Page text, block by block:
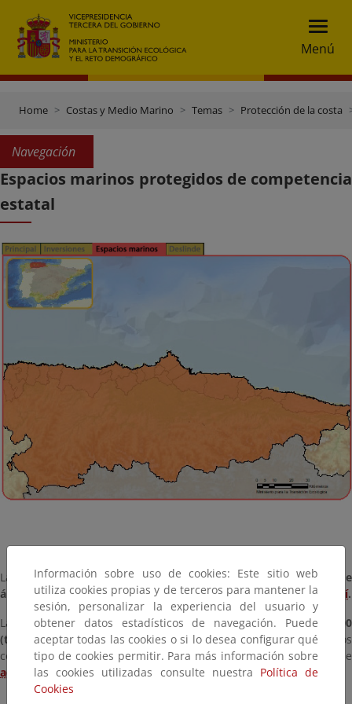
Menú
Home Costas y Medio Marino Temas Protección de la costa
Navegación
Espacios marinos protegidos de competencia
estatal
La
relación completa de espacios protegidos Red Natura 2000 de
ámbito marino competencia del MITECOpuede consultarse aquí.
La
relación completa de espacios protegidos Red Natura 2000
(terrestres y marinos) en España incluyendo los espacios
competencia de las comunidades autónomas puede consultarse
aquí
Información sobre uso de cookies: Este sitio web
utiliza cookies propias y de terceros para mantener la
sesión, personalizar la experiencia del usuario y
obtener datos estadísticos de navegación. Puede
aceptar todas las cookies o si lo desea configurar qué
tipo de cookies permitir. Para más información sobre
las cookies utilizadas consulte nuestra Política de
Cookies